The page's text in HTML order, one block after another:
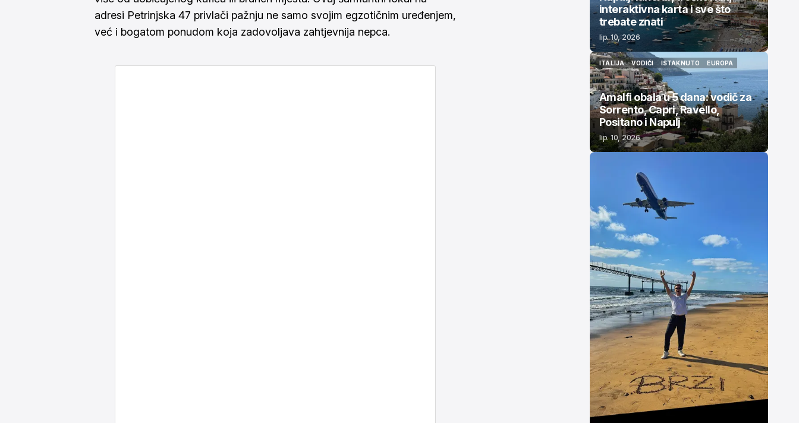
adresi Petrinjska 47 privlači pažnju ne samo svojim egzotičnim uređenjem,
već i bogatom ponudom koja zadovoljava zahtjevnija nepca.
interaktivna karta i sve što
trebate znati
lip. 10, 2026
ITALIJA
ITALIJA
VODIČI
VODIČI
ISTAKNUTO
ISTAKNUTO
EUROPA
EUROPA
Amalfi obala u 5 dana: vodič za
Sorrento, Capri, Ravello,
Positano i Napulj
lip. 10, 2026